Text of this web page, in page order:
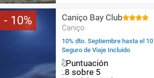
10 Caniço Bay Club
Caniço
10% dto. Septiembre hasta el
Seguro de Viaje Incluido